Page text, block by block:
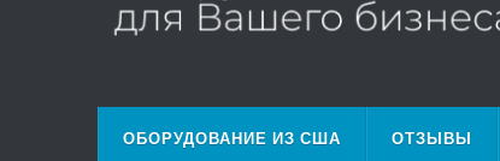
ОБОРУДОВАНИЕ ИЗ США ОТЗЫВЫ